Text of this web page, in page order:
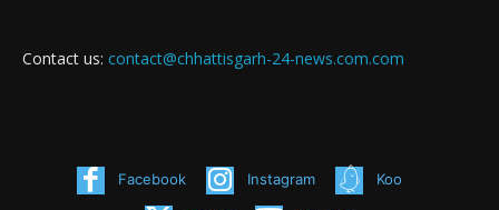
Contact us: contact@chhattisgarh-24-news.com.com
Facebook Instagram Koo